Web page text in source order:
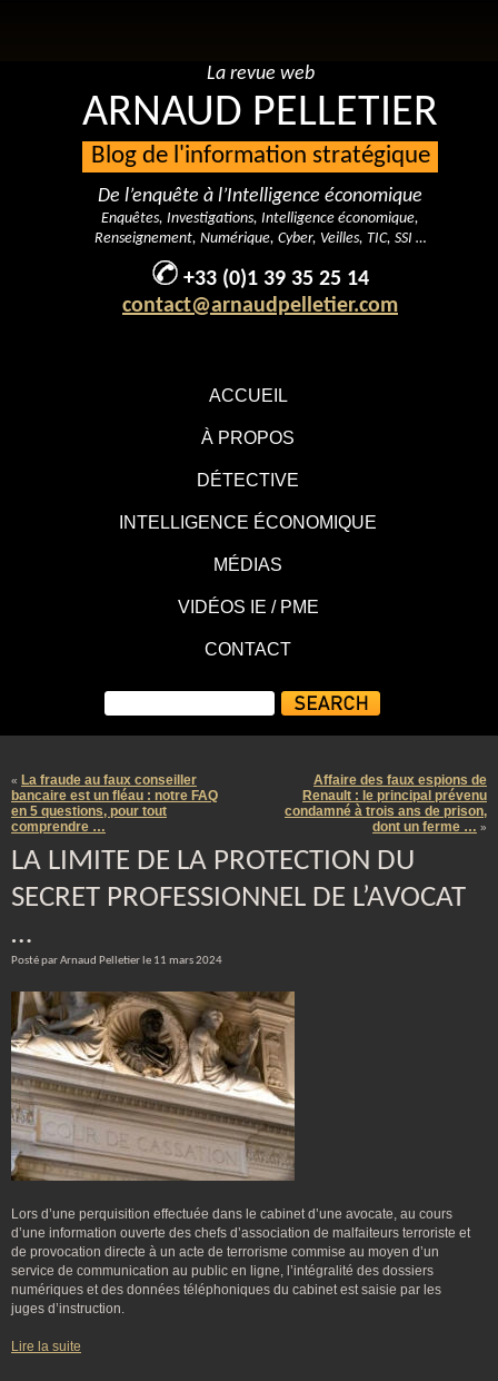
ACCUEIL
À PROPOS
DÉTECTIVE
INTELLIGENCE ÉCONOMIQUE
MÉDIAS
VIDÉOS IE / PME
CONTACT
La revue web
ARNAUD PELLETIER
Blog de l'information stratégique
De l’enquête à l’Intelligence économique
Enquêtes, Investigations, Intelligence économique,
Renseignement, Numérique, Cyber, Veilles, TIC, SSI …
+33 (0)1 39 35 25 14
contact@arnaudpelletier.com
« La fraude au faux conseiller
bancaire est un fléau : notre FAQ
en 5 questions, pour tout
comprendre …
Affaire des faux espions de
Renault : le principal prévenu
condamné à trois ans de prison,
dont un ferme … »
LA LIMITE DE LA PROTECTION DU
SECRET PROFESSIONNEL DE L’AVOCAT
…
Posté par Arnaud Pelletier le 11 mars 2024
Lors d’une perquisition effectuée dans le cabinet d’une avocate, au cours
d’une information ouverte des chefs d’association de malfaiteurs terroriste et
de provocation directe à un acte de terrorisme commise au moyen d’un
service de communication au public en ligne, l’intégralité des dossiers
numériques et des données téléphoniques du cabinet est saisie par les
juges d’instruction.
Lire la suite